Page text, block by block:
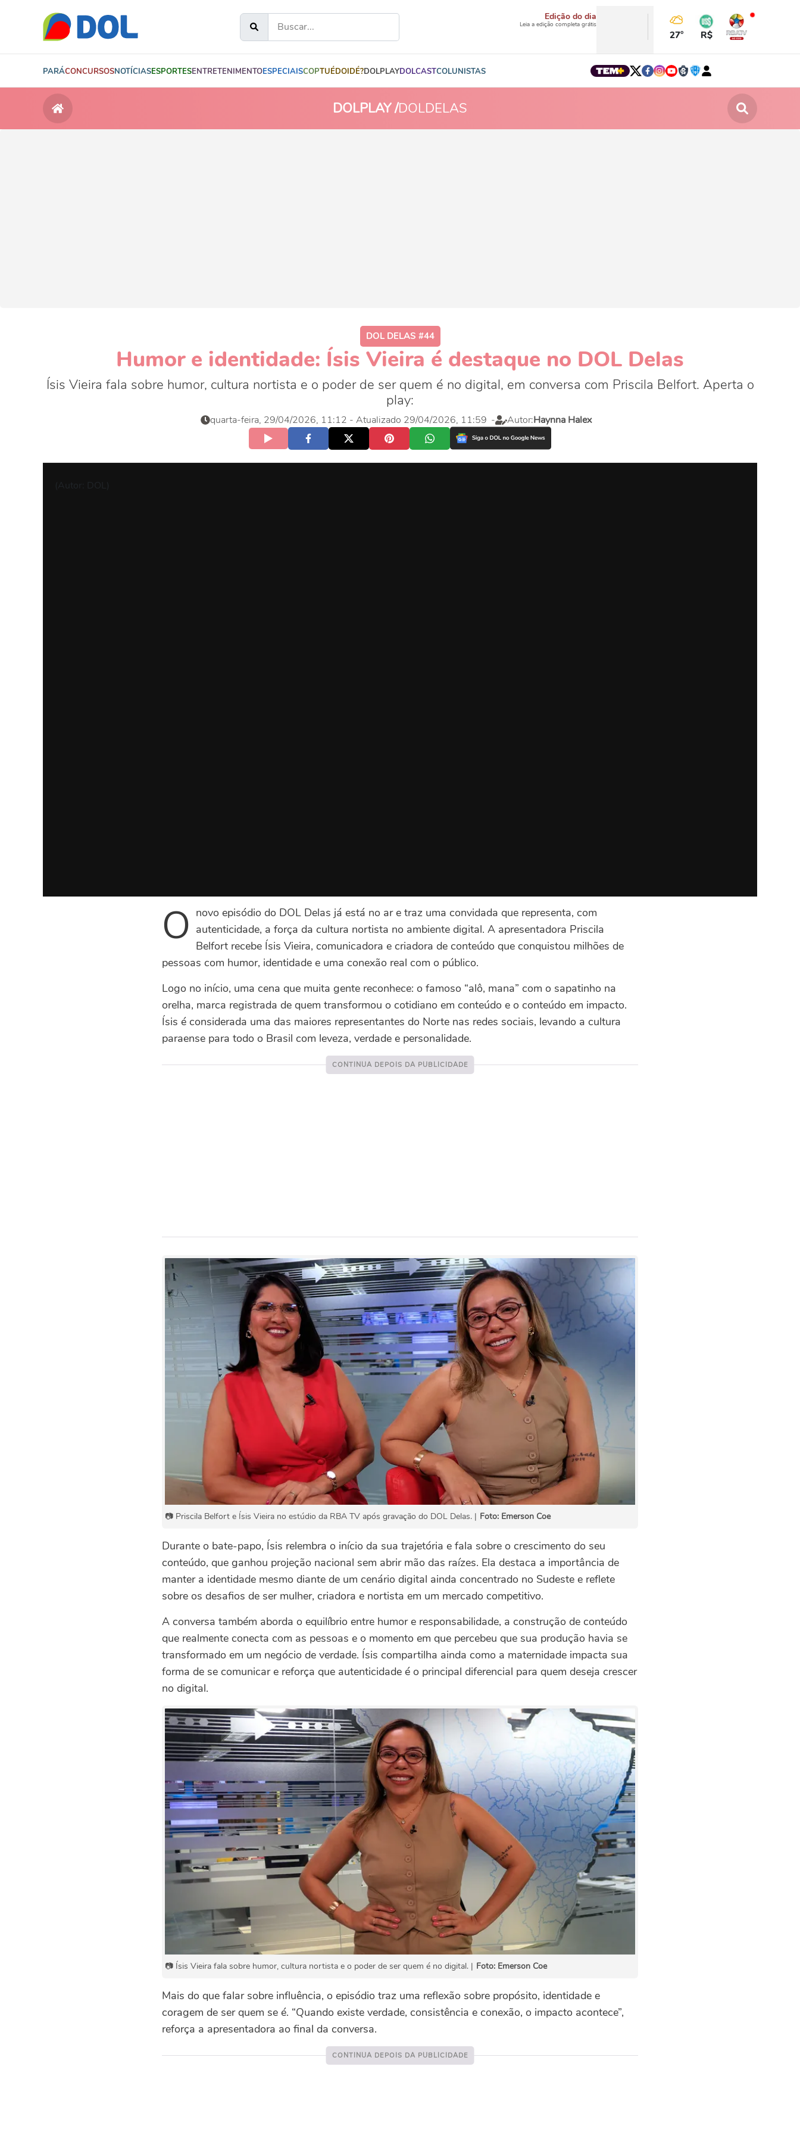
Edição do dia
Leia a edição completa grátis
27° R$
PARÁCONCURSOSNOTÍCIASESPORTESENTRETENIMENTOESPECIAISCOPTUÉDOIDÉ?DOLPLAYDOLCASTCOLUNISTAS
DOLPLAY /DOLDELAS
DOL DELAS #44
Humor e identidade: Ísis Vieira é destaque no DOL Delas
Ísis Vieira fala sobre humor, cultura nortista e o poder de ser quem é no digital, em conversa com Priscila Belfort. Aperta o
play:
quarta-feira, 29/04/2026, 11:12 - Atualizado 29/04/2026, 11:59 - Autor:Haynna Halex
(Autor: DOL)
O novo episódio do DOL Delas já está no ar e traz uma convidada que representa, com
autenticidade, a força da cultura nortista no ambiente digital. A apresentadora Priscila
Belfort recebe Ísis Vieira, comunicadora e criadora de conteúdo que conquistou milhões de
pessoas com humor, identidade e uma conexão real com o público.
Logo no início, uma cena que muita gente reconhece: o famoso “alô, mana” com o sapatinho na
orelha, marca registrada de quem transformou o cotidiano em conteúdo e o conteúdo em impacto.
Ísis é considerada uma das maiores representantes do Norte nas redes sociais, levando a cultura
paraense para todo o Brasil com leveza, verdade e personalidade.
📷 Priscila Belfort e Ísis Vieira no estúdio da RBA TV após gravação do DOL Delas. | Foto: Emerson Coe
Durante o bate-papo, Ísis relembra o início da sua trajetória e fala sobre o crescimento do seu
conteúdo, que ganhou projeção nacional sem abrir mão das raízes. Ela destaca a importância de
manter a identidade mesmo diante de um cenário digital ainda concentrado no Sudeste e reflete
sobre os desafios de ser mulher, criadora e nortista em um mercado competitivo.
A conversa também aborda o equilíbrio entre humor e responsabilidade, a construção de conteúdo
que realmente conecta com as pessoas e o momento em que percebeu que sua produção havia se
transformado em um negócio de verdade. Ísis compartilha ainda como a maternidade impacta sua
forma de se comunicar e reforça que autenticidade é o principal diferencial para quem deseja crescer
no digital.
📷 Ísis Vieira fala sobre humor, cultura nortista e o poder de ser quem é no digital. | Foto: Emerson Coe
Mais do que falar sobre influência, o episódio traz uma reflexão sobre propósito, identidade e
coragem de ser quem se é. “Quando existe verdade, consistência e conexão, o impacto acontece”,
reforça a apresentadora ao final da conversa.